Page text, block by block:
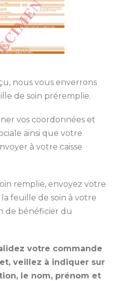
nous vous enverrons
de soin préremplie.
vos coordonnées et
ainsi que votre
à votre caisse
remplie, envoyez votre
feuille de soin à votre
de bénéficier du
votre commande
veillez à indiquer sur
le nom, prénom et